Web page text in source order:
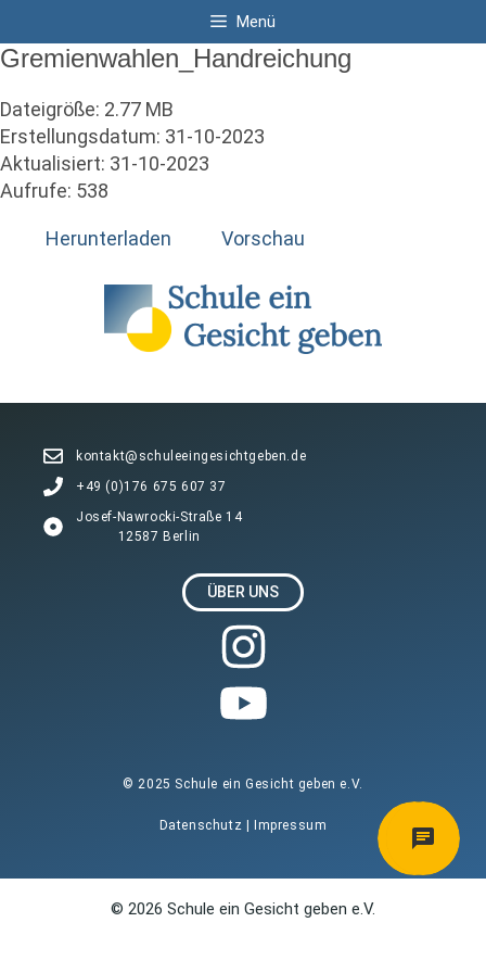
Inhalt
springen
Menü
Gremienwahlen_Handreichung
Dateigröße: 2.77 MB
Erstellungsdatum: 31-10-2023
Aktualisiert: 31-10-2023
Aufrufe: 538
Herunterladen Vorschau
kontakt@schuleeingesichtgeben.de
+49 (0)176 675 607 37
Josef-Nawrocki-Straße 14
12587 Berlin
ÜBER UNS
© 2025 Schule ein Gesicht geben e.V.
Datenschutz | Impressum
© 2026 Schule ein Gesicht geben e.V.